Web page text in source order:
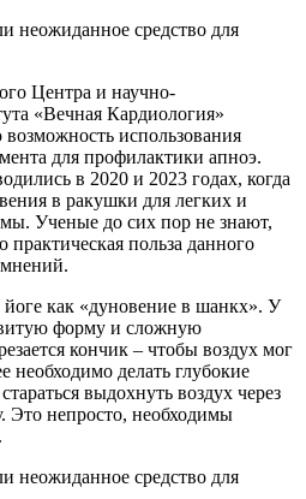
Центра и научно-
«Вечная Кардиология»
использования
для профилактики апноэ.
в 2020 и 2023 годах, когда
в ракушки для легких и
Ученые до сих пор не знают,
практическая польза данного
йоге как «дуновение в шанкх». У
форму и сложную
кончик – чтобы воздух мог
необходимо делать глубокие
выдохнуть воздух через
Это непросто, необходимы